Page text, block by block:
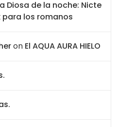
Diosa de la noche: Nicte
para los romanos
on El AQUA AURA HIELO